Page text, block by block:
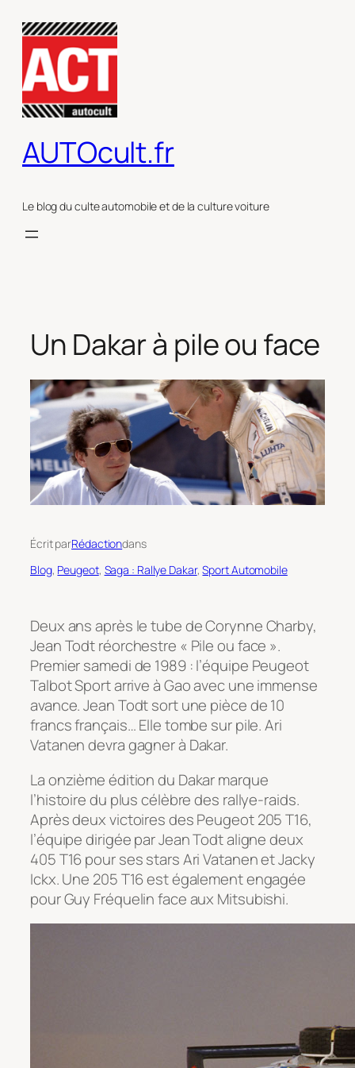
contenu
AUTOcult.fr
Le blog du culte automobile et de la culture voiture
Un Dakar à pile ou face
Écrit parRédactiondans
Blog, Peugeot, Saga : Rallye Dakar, Sport Automobile
Deux ans après le tube de Corynne Charby,
Jean Todt réorchestre « Pile ou face ».
Premier samedi de 1989 : l’équipe Peugeot
Talbot Sport arrive à Gao avec une immense
avance. Jean Todt sort une pièce de 10
francs français… Elle tombe sur pile. Ari
Vatanen devra gagner à Dakar.
La onzième édition du Dakar marque
l’histoire du plus célèbre des rallye-raids.
Après deux victoires des Peugeot 205 T16,
l’équipe dirigée par Jean Todt aligne deux
405 T16 pour ses stars Ari Vatanen et Jacky
Ickx. Une 205 T16 est également engagée
pour Guy Fréquelin face aux Mitsubishi.